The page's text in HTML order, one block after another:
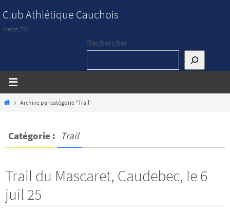
vers
le
Club Athlétique Cauchois
Yvetot (76)
Rechercher
HomeArchive par catégorie "Trail"
Catégorie : Trail
Trail du Mascaret, Caudebec, le 6
juil 25